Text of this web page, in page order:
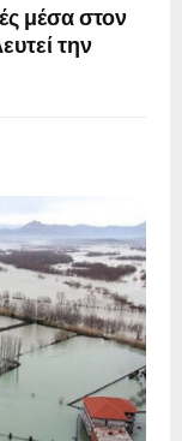
μέσα στον
την